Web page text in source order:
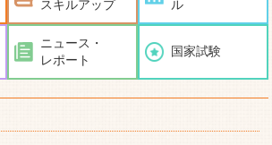
スキルアップ
ル
ニュース・
レポート
国家試験